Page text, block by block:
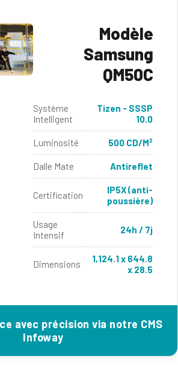
Modèle
Samsung
QM50C
Système
Intelligent
Tizen - SSSP
10.0
Luminosité 500 CD/M²
Dalle Mate Antireflet
Certification
IP5X (anti-
poussière)
Usage
Intensif
24h / 7j
Dimensions
1,124.1 x 644.8
x 28.5
avec précision via notre CMS
Infoway